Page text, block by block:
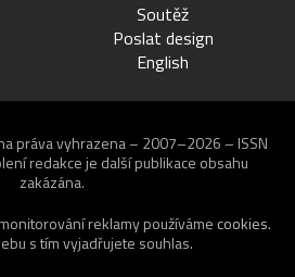
Soutěž
Poslat design
English
práva vyhrazena – 2007–2026 – ISSN
redakce je další publikace obsahu
zakázána.
reklamy používáme cookies.
s tím vyjadřujete souhlas.